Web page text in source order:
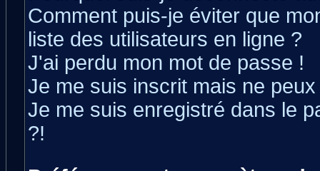
Comment puis-je éviter que
liste des utilisateurs en ligne ?
J'ai perdu mon mot de passe !
Je me suis inscrit mais ne
Je me suis enregistré dans le
?!